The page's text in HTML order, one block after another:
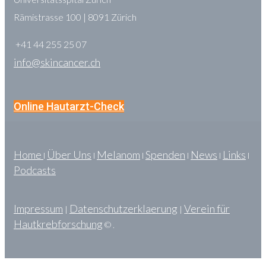
Rämistrasse 100 | 8091 Zürich
+41 44 255 25 07
info@skincancer.ch
Online Hautarzt-Check
Home l Über Uns l Melanom l Spenden l News l Links l
Podcasts
Impressum | Datenschutzerklaerung | Verein für
Hautkrebforschung © .